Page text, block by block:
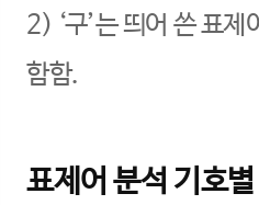
2) ‘구’는 띄어 쓴 표
함함.
표제어 분석 기호